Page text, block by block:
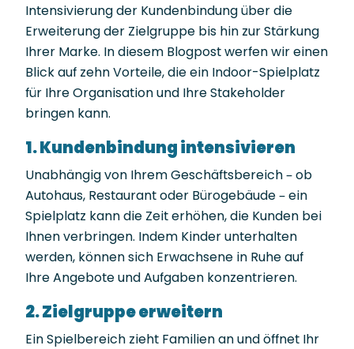
Intensivierung der Kundenbindung über die
Erweiterung der Zielgruppe bis hin zur Stärkung
Ihrer Marke. In diesem Blogpost werfen wir einen
Blick auf zehn Vorteile, die ein Indoor-Spielplatz
für Ihre Organisation und Ihre Stakeholder
bringen kann.
1. Kundenbindung intensivieren
Unabhängig von Ihrem Geschäftsbereich – ob
Autohaus, Restaurant oder Bürogebäude – ein
Spielplatz kann die Zeit erhöhen, die Kunden bei
Ihnen verbringen. Indem Kinder unterhalten
werden, können sich Erwachsene in Ruhe auf
Ihre Angebote und Aufgaben konzentrieren.
2. Zielgruppe erweitern
Ein Spielbereich zieht Familien an und öffnet Ihr